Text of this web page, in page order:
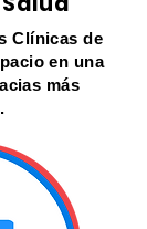
Clínicas de
en una
más